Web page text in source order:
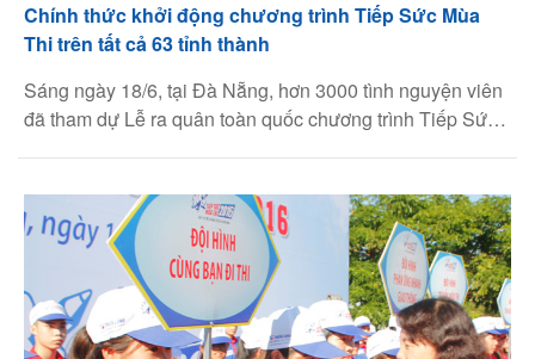
Chính thức khởi động chương trình Tiếp Sức Mùa
Thi trên tất cả 63 tỉnh thành
Sáng ngày 18/6, tại Đà Nẵng, hơn 3000 tình nguyện viên
đã tham dự Lễ ra quân toàn quốc chương trình Tiếp Sức
tục đồng hành cùng chương trình ý nghĩa này.